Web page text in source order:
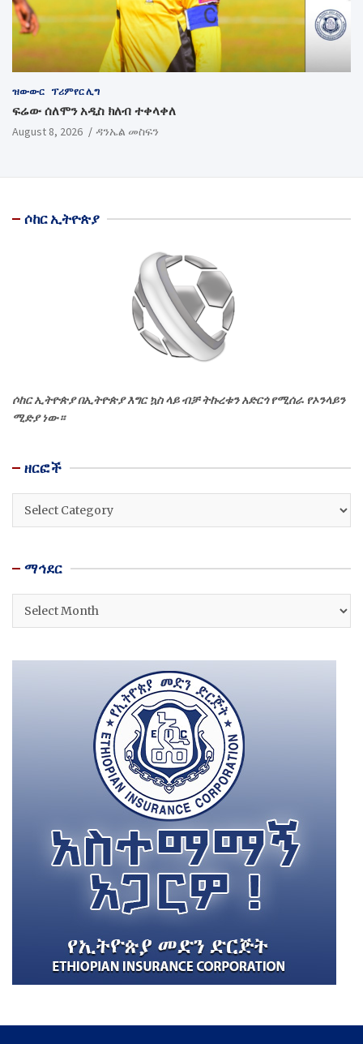
ዝውውር ፕሪምየር ሊግ
ፍሬው ሰለሞን አዲስ ክለብ ተቀላቀለ
August 8, 2026 ዳንኤል መስፍን
ሶከር ኢትዮጵያ
ሶከር ኢትዮጵያ በኢትዮጵያ እግር ኳስ ላይ ብቻ ትኩረቱን አድርጎ የሚሰራ የኦንላይን
ሚድያ ነው።
ዘርፎች
ዘርፎች
ማኅደር
ማኅደር